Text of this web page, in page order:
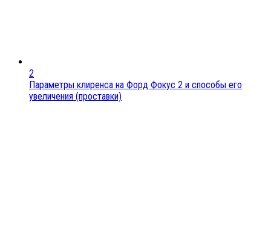
2
Параметры клиренса на Форд Фокус 2 и способы его
увеличения (проставки)